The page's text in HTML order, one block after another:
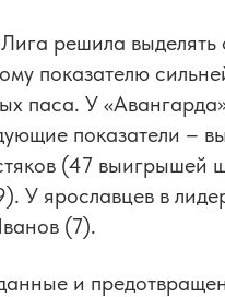
решила выделять
показателю
паса. У
показатели –
(47 выигрышей
У ярославцев в
(7).
и